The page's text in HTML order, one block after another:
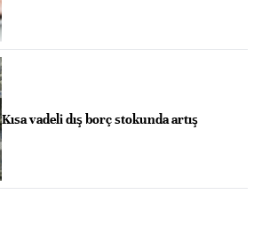
Kısa vadeli dış borç stokunda artış